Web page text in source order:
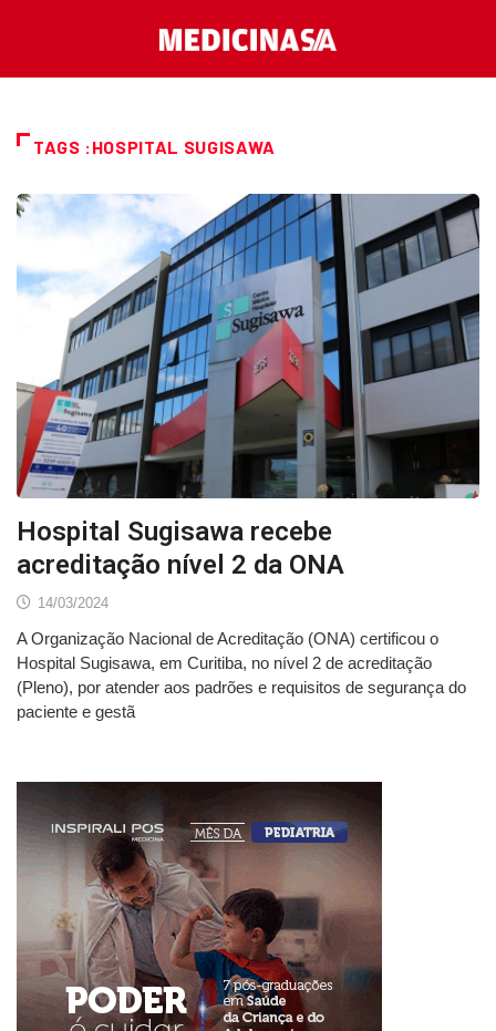
TAGS :HOSPITAL SUGISAWA
Hospital Sugisawa recebe
acreditação nível 2 da ONA
14/03/2024
A Organização Nacional de Acreditação (ONA) certificou o
Hospital Sugisawa, em Curitiba, no nível 2 de acreditação
(Pleno), por atender aos padrões e requisitos de segurança do
paciente e gestã